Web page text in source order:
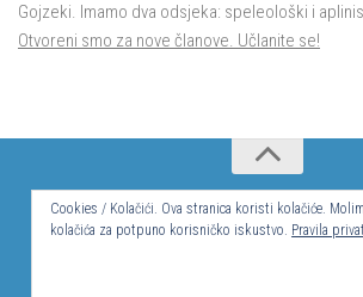
Gojzeki. Imamo dva odsjeka: speleološki i
Otvoreni smo za nove članove. Učlanite se!
© Hrvatsko planinarsko društvo
Cookies / Kolačići. Ova stranica koristi kolačiće.
kolačića za potpuno korisničko iskustvo. Pravila